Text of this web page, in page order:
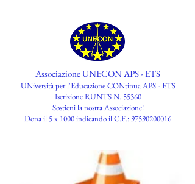
Associazione UNECON APS - ETS
UNiversità per l'Educazione CONtinua APS - ETS
Iscrizione RUNTS N. 55360
​Sostieni la nostra Associazione!
Dona il 5 x 1000 indicando il C.F.:97590200016